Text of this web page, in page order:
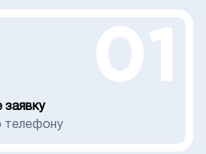
заявку
телефону